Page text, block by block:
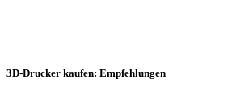
3D-Drucker kaufen: Empfehlungen